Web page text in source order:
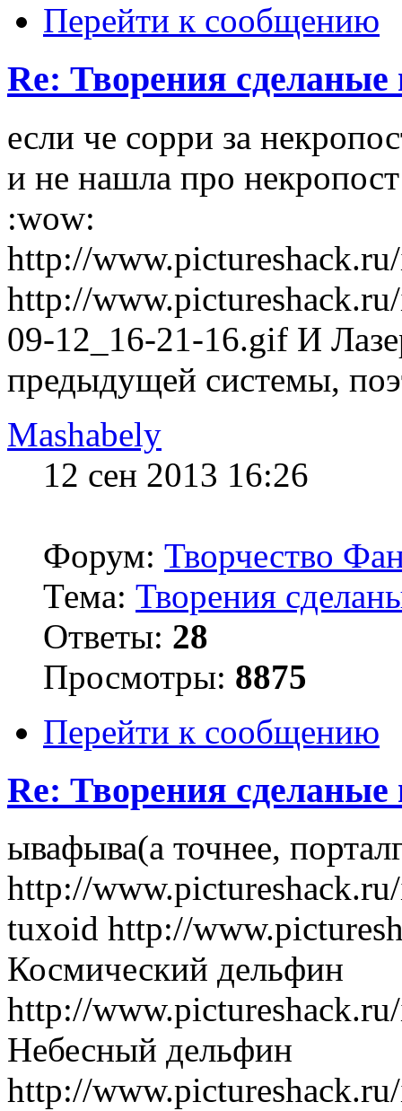
Перейти к сообщению
Re: Творения сделаные
если че сорри за
и не нашла про
:wow:
http://
http://
09-12_16-21-16.gif И
предыдущей системы,
Mashabely
12 сен 2013 16:26
Форум: Творчество
Тема: Творения
Ответы: 28
Просмотры: 8875
Перейти к сообщению
Re: Творения сделаные
ывафыва(а точнее,
http://
tuxoid http://
Космический дельфин
http://
Небесный дельфин
http://